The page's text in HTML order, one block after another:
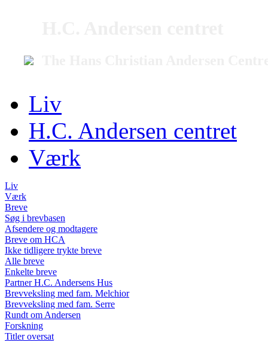
Liv
H.C. Andersen centret
Værk
Liv
Værk
Breve
Søg i brevbasen
Afsendere og modtagere
Breve om HCA
Ikke tidligere trykte breve
Alle breve
Enkelte breve
Partner H.C. Andersens Hus
Brevveksling med fam. Melchior
Brevveksling med fam. Serre
Rundt om Andersen
Forskning
Titler oversat